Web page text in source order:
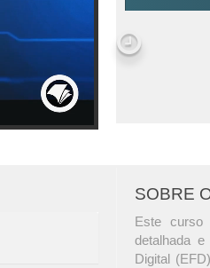
SOBRE
Este curso
detalhada
Digital